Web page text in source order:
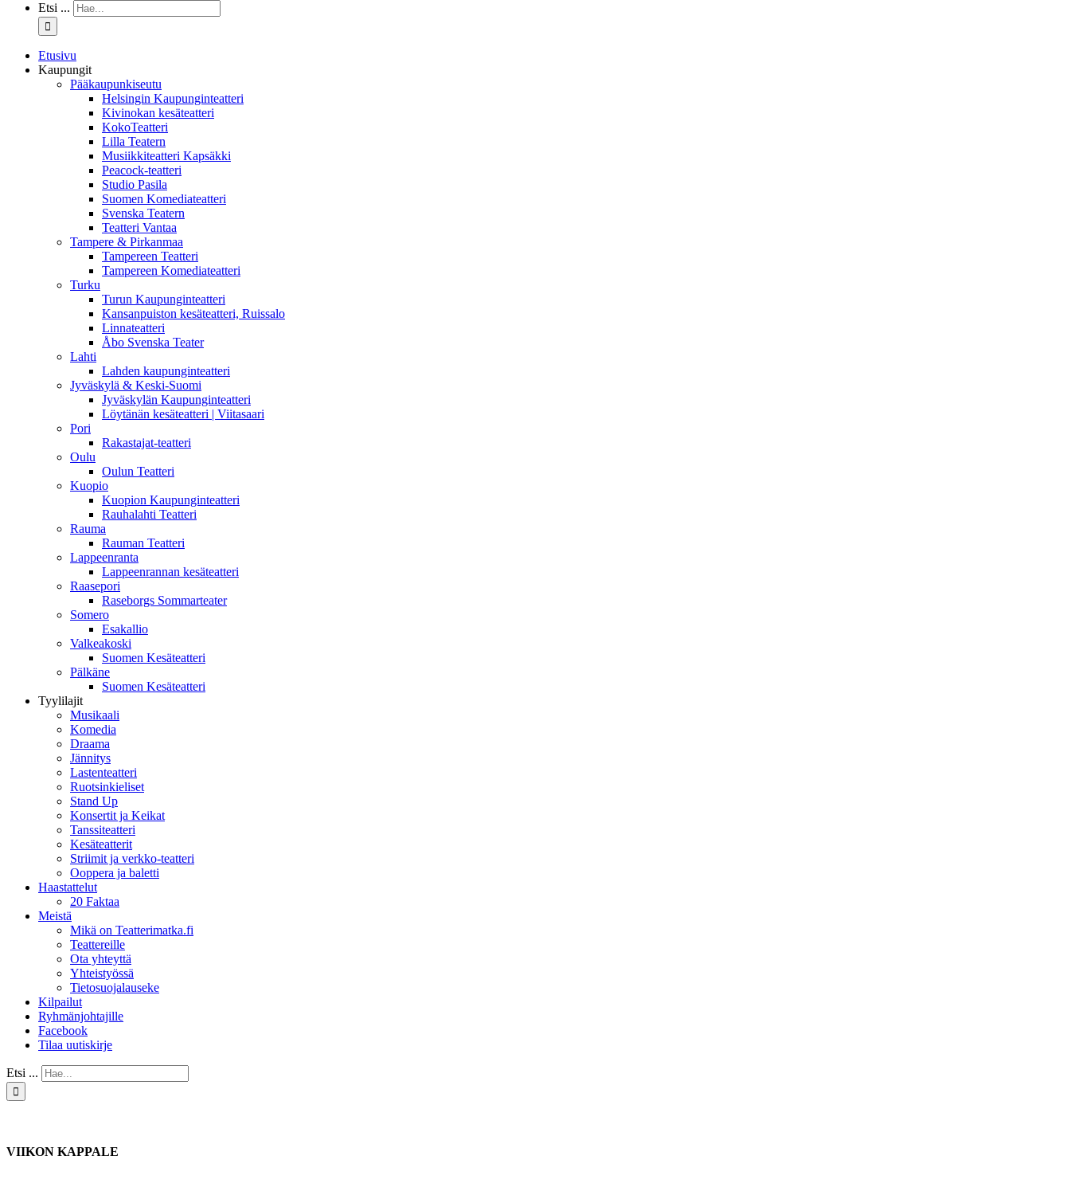
Etsi ...
Etusivu
Kaupungit
Pääkaupunkiseutu
Helsingin Kaupunginteatteri
Kivinokan kesäteatteri
KokoTeatteri
Lilla Teatern
Musiikkiteatteri Kapsäkki
Peacock-teatteri
Studio Pasila
Suomen Komediateatteri
Svenska Teatern
Teatteri Vantaa
Tampere & Pirkanmaa
Tampereen Teatteri
Tampereen Komediateatteri
Turku
Turun Kaupunginteatteri
Kansanpuiston kesäteatteri, Ruissalo
Linnateatteri
Åbo Svenska Teater
Lahti
Lahden kaupunginteatteri
Jyväskylä & Keski-Suomi
Jyväskylän Kaupunginteatteri
Löytänän kesäteatteri | Viitasaari
Pori
Rakastajat-teatteri
Oulu
Oulun Teatteri
Kuopio
Kuopion Kaupunginteatteri
Rauhalahti Teatteri
Rauma
Rauman Teatteri
Lappeenranta
Lappeenrannan kesäteatteri
Raasepori
Raseborgs Sommarteater
Somero
Esakallio
Valkeakoski
Suomen Kesäteatteri
Pälkäne
Suomen Kesäteatteri
Tyylilajit
Musikaali
Komedia
Draama
Jännitys
Lastenteatteri
Ruotsinkieliset
Stand Up
Konsertit ja Keikat
Tanssiteatteri
Kesäteatterit
Striimit ja verkko-teatteri
Ooppera ja baletti
Haastattelut
20 Faktaa
Meistä
Mikä on Teatterimatka.fi
Teattereille
Ota yhteyttä
Yhteistyössä
Tietosuojalauseke
Kilpailut
Ryhmänjohtajille
Facebook
Tilaa uutiskirje
Etsi ...
VIIKON KAPPALE